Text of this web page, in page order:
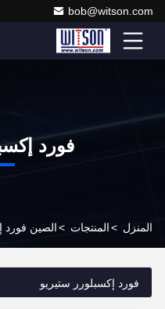
bob@witson.com
فورد
المنزل >المنتجات >الصين فورد
فورد إكسبلورر ستيريو